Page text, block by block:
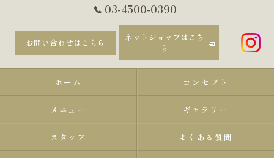
03-4500-0390
お問い合わせはこちら
ネットショップはこち
ら
ホーム コンセプト
メニュー ギャラリー
スタッフ よくある質問